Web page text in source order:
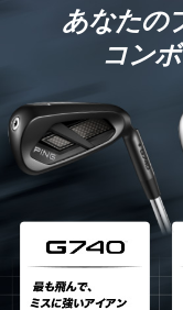
あなたの
コン